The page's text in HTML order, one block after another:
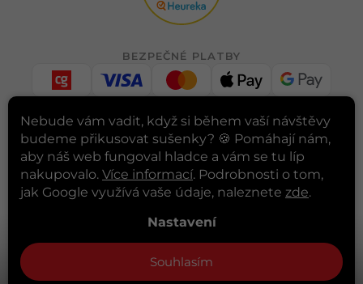
Nebude vám vadit, když si během vaší návštěvy
budeme přikusovat sušenky? 🍪 Pomáhají nám,
aby náš web fungoval hladce a vám se tu líp
nakupovalo. Více informací. Podrobnosti o tom,
jak Google využívá vaše údaje, naleznete zde.
Nastavení
Souhlasím
BEZPEČNÉ PLATBY
RYCHLÉ DORUČENÍ
INSTAGRAM
Sledovat na Instagramu